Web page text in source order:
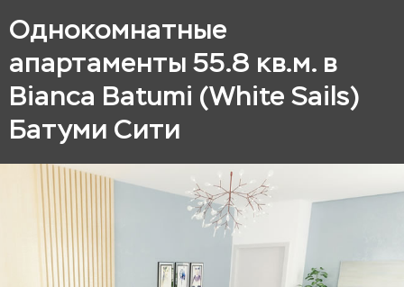
Однокомнатные
апартаменты 55.8 кв.м. в
Bianca Batumi (White Sails)
Батуми Сити